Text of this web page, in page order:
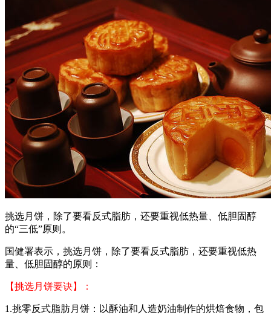
挑选月饼，除了要看反式脂肪，还要重视低热量、低胆固醇
的“三低”原则。
国健署表示，挑选月饼，除了要看反式脂肪，还要重视低热
量、低胆固醇的原则：
【挑选月饼要诀】：
1.挑零反式脂肪月饼：以酥油和人造奶油制作的烘焙食物，包